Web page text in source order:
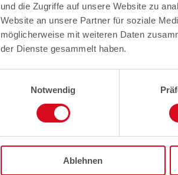
und die Zugriffe auf unsere Website zu
Website an unsere Partner für soziale
möglicherweise mit weiteren Daten
der Dienste gesammelt haben.
Notwendig
Ablehnen